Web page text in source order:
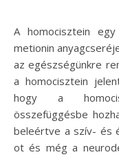
A homocisztein egy aminosav, amely a testünkben a
metionin
az egészségünkre
a homocisztein
hogy a
összefüggésbe
beleértve a szív- és
ot és még a